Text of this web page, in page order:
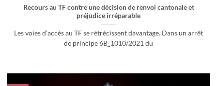
Recours au TF contre une décision de renvoi cantonale et
préjudice irréparable
Les voies d’accès au TF se rétrécissent davantage. Dans un arrêt
de principe 6B_1010/2021 du